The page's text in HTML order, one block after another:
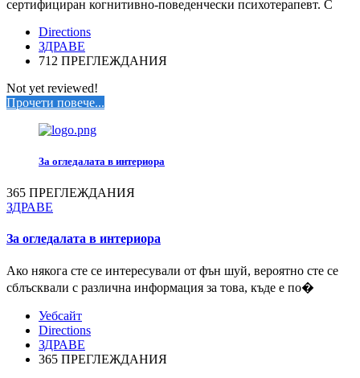
сертифициран когнитивно-поведенчески психотерапевт. С
Directions
ЗДРАВЕ
712 ПРЕГЛЕЖДАНИЯ
Not yet reviewed!
Прочети повече...
За огледалата в интериора
365 ПРЕГЛЕЖДАНИЯ
ЗДРАВЕ
За огледалата в интериора
Ако някога сте се интересували от фън шуй, вероятно сте се
сблъсквали с различна информация за това, къде е по�
Уебсайт
Directions
ЗДРАВЕ
365 ПРЕГЛЕЖДАНИЯ